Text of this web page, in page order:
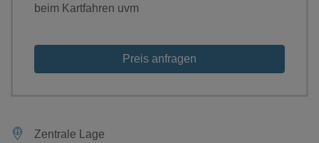
beim Kartfahren uvm
Preis anfragen
Zentrale Lage